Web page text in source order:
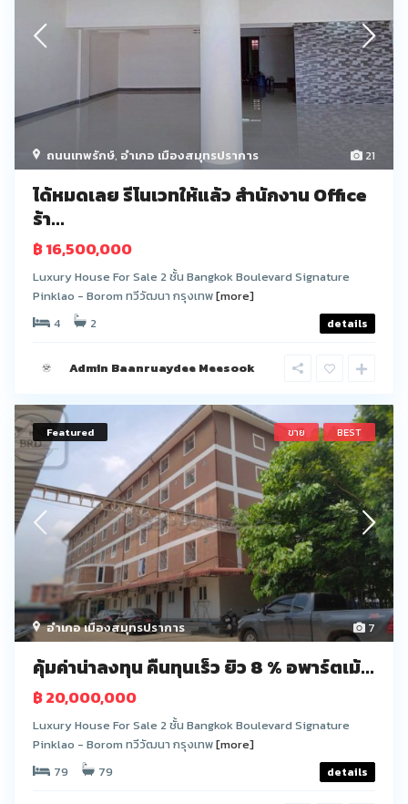
21
ถนนเทพรักษ์, อำเภอ เมืองสมุทรปราการ
ได้หมดเลย รีโนเวทให้แล้ว สำนักงาน Office
ร้า...
฿ 16,500,000
Luxury House For Sale 2 ชั้น Bangkok Boulevard Signature
Pinklao - Borom ทวีวัฒนา กรุงเทพ[more]
4
2 details
Admin Baanruaydee Meesook
7
อำเภอ เมืองสมุทรปราการ
Featured ขาย BEST
คุ้มค่าน่าลงทุน คืนทุนเร็ว ยิว 8 % อพาร์ตเม้...
฿ 20,000,000
Luxury House For Sale 2 ชั้น Bangkok Boulevard Signature
Pinklao - Borom ทวีวัฒนา กรุงเทพ[more]
79
79 details